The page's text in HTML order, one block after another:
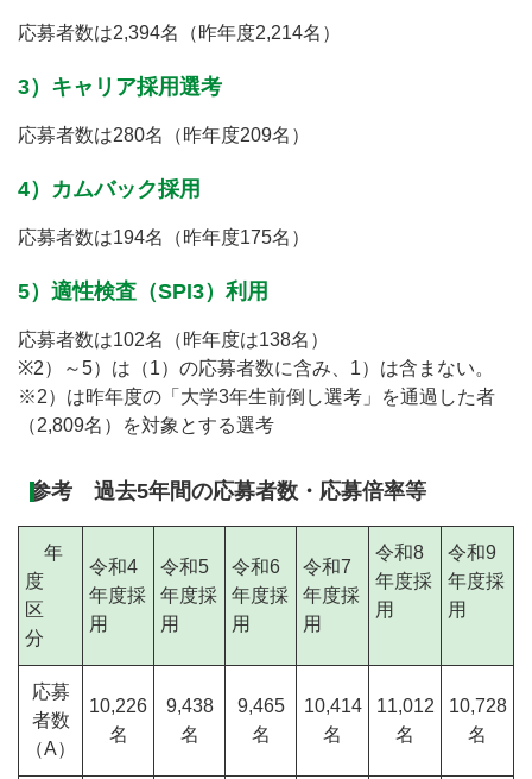
応募者数は2,394名（昨年度2,214名）
3）キャリア採用選考
応募者数は280名（昨年度209名）
4）カムバック採用
応募者数は194名（昨年度175名）
5）適性検査（SPI3）利用
応募者数は102名（昨年度は138名）
※2）～5）は（1）の応募者数に含み、1）は含まない。
※2）は昨年度の「大学3年生前倒し選考」を通過した者
（2,809名）を対象とする選考
参考 過去5年間の応募者数・応募倍率等
年
度
区
分
令和4
年度採
用
令和5
年度採
用
令和6
年度採
用
令和7
年度採
用
令和8
年度採
用
令和9
年度採
用
応募
者数
（A）
10,226
名
9,438
名
9,465
名
10,414
名
11,012
名
10,728
名